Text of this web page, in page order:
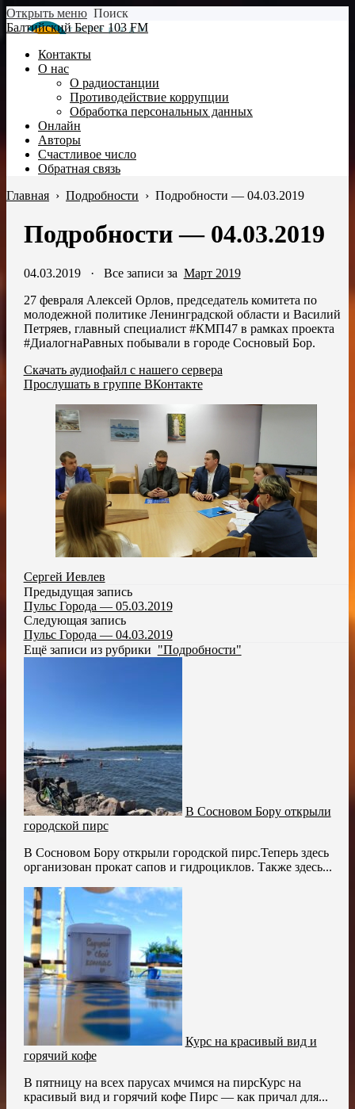
Открыть меню Поиск
Балтийский Берег 103 FM
Контакты
О нас
О радиостанции
Противодействие коррупции
Обработка персональных данных
Онлайн
Авторы
Счастливое число
Обратная связь
Главная › Подробности › Подробности — 04.03.2019
Подробности — 04.03.2019
04.03.2019· Все записи за Март 2019
27 февраля Алексей Орлов, председатель комитета по
молодежной политике Ленинградской области и Василий
Петряев, главный специалист #КМП47 в рамках проекта
#ДиалогнаРавных побывали в городе Сосновый Бор.
Скачать аудиофайл с нашего сервера
Прослушать в группе ВКонтакте
Сергей Иевлев
Предыдущая запись
Пульс Города — 05.03.2019
Следующая запись
Пульс Города — 04.03.2019
Ещё записи из рубрики "Подробности"
В Сосновом Бору открыли
городской пирс
В Сосновом Бору открыли городской пирс.Теперь здесь
организован прокат сапов и гидроциклов. Также здесь...
Курс на красивый вид и
горячий кофе
В пятницу на всех парусах мчимся на пирсКурс на
красивый вид и горячий кофе Пирс — как причал для...